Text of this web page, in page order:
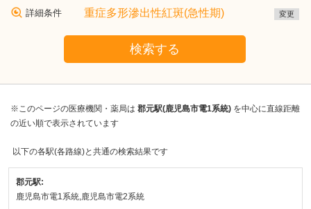
詳細条件 重症多形滲出性紅斑(急性期) 変更
検索する
※このページの医療機関・薬局は 郡元駅(鹿児島市電1系統) を中心に直線距離
の近い順で表示されています
以下の各駅(各路線)と共通の検索結果です
郡元駅:
鹿児島市電1系統,鹿児島市電2系統